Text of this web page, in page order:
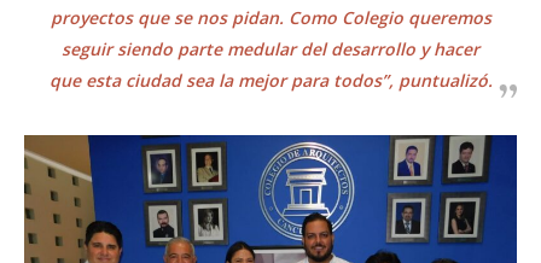
proyectos que se nos pidan. Como Colegio queremos
seguir siendo parte medular del desarrollo y hacer
que esta ciudad sea la mejor para todos”, puntualizó.